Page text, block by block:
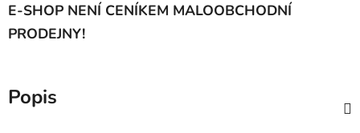
E-SHOP NENÍ CENÍKEM MALOOBCHODNÍ
PRODEJNY!
Popis